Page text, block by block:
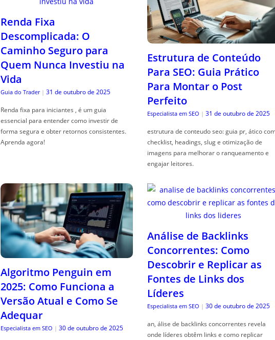
Renda Fixa
Descomplicada: O
Caminho Seguro para
Quem Nunca Investiu na
Vida
Guia do Trader | 31 de outubro de 2025
Renda fixa para iniciantes , é um guia
essencial para entender como investir de
forma segura e obter retornos consistentes.
Aprenda agora!
Estrutura de Conteúdo
Para SEO: Guia Prático
Para Montar o Post
Perfeito
Especialista em SEO | 31 de outubro de 2025
estrutura de conteudo seo: guia pr, ático
checklist, headings, slug e otimização de
imagens para melhorar o ranqueamento e
engajar leitores.
Algoritmo Penguin em
2025: Como Funciona a
Versão Atual e Como Se
Adequar
Especialista em SEO | 30 de outubro de 2025
Análise de Backlinks
Concorrentes: Como
Descobrir e Replicar as
Fontes de Links dos
Líderes
Especialista em SEO | 30 de outubro de 2025
an, álise de backlinks concorrentes revela
onde líderes obtêm links e como replicar